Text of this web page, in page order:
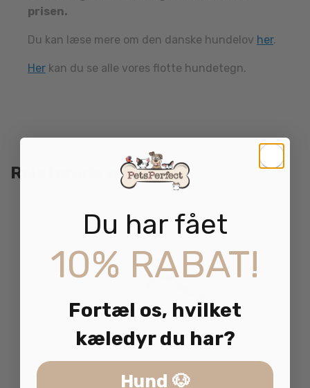
prisen.
Du kan læse mere om den danske hundelov her.
Her kan du se alle vores flotte hundetegn.
Relaterede varer
Du har fået
10% RABAT!
Fortæl os, hvilket
kæledyr du har?
Hund 🐶